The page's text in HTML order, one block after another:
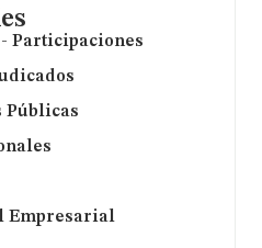
Participaciones
Públicas
Empresarial